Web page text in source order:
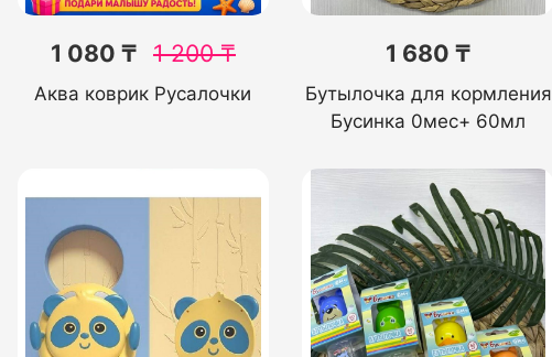
1 080 ₸ 1 200₸
Аква коврик Русалочки
1 680 ₸
Бутылочка для кормления
Бусинка 0мес+ 60мл